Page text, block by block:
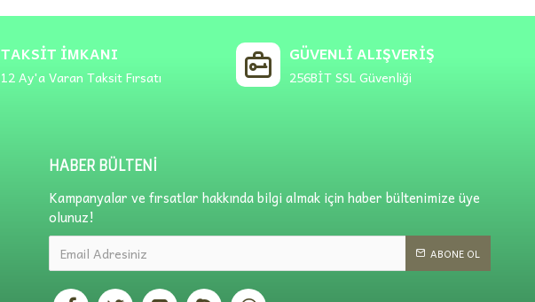
TAKSIT İMKANI
12 Ay'a Varan Taksit Fırsatı
GÜVENLI ALIŞVERIŞ
256BİT SSL Güvenliği
HABER BÜLTENI
Kampanyalar ve fırsatlar hakkında bilgi almak için haber bültenimize üye
olunuz!
ABONE OL